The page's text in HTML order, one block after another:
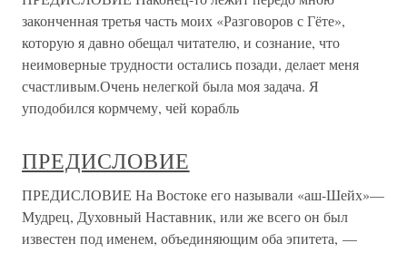
законченная третья часть моих «Разговоров с Гёте»,
которую я давно обещал читателю, и сознание, что
неимоверные трудности остались позади, делает меня
счастливым.Очень нелегкой была моя задача. Я
уподобился кормчему, чей корабль
ПРЕДИСЛОВИЕ
ПРЕДИСЛОВИЕ На Востоке его называли «аш-Шейх»—
Мудрец, Духовный Наставник, или же всего он был
известен под именем, объединяющим оба эпитета, —